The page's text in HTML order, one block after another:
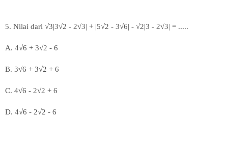
5. Nilai dari √3|3√2 - 2√3| + |5√2 - 3√6| - √2|3 - 2√3| = .....
A. 4√6 + 3√2 - 6
B. 3√6 + 3√2 + 6
C. 4√6 - 2√2 + 6
D. 4√6 - 2√2 - 6